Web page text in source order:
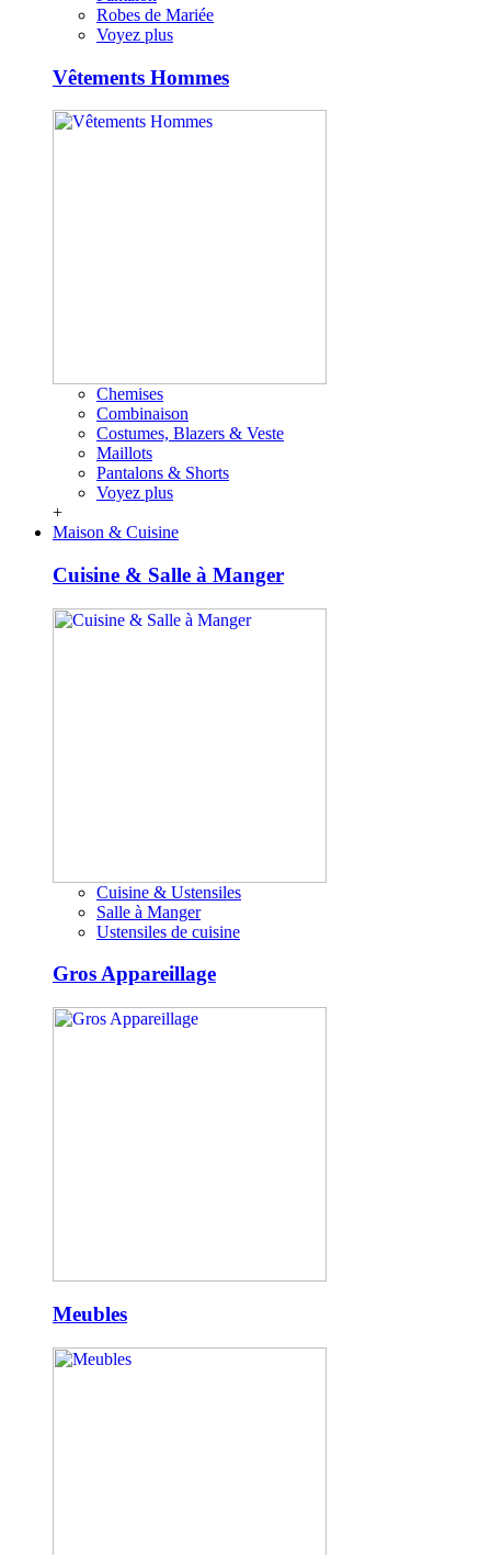
Robes de Mariée
Voyez plus
Vêtements Hommes
Chemises
Combinaison
Costumes, Blazers & Veste
Maillots
Pantalons & Shorts
Voyez plus
+
Maison & Cuisine
Cuisine & Salle à Manger
Cuisine & Ustensiles
Salle à Manger
Ustensiles de cuisine
Gros Appareillage
Meubles